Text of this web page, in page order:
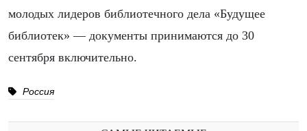
молодых лидеров библиотечного дела «Будущее
библиотек» — документы принимаются до 30
сентября включительно.
Россия